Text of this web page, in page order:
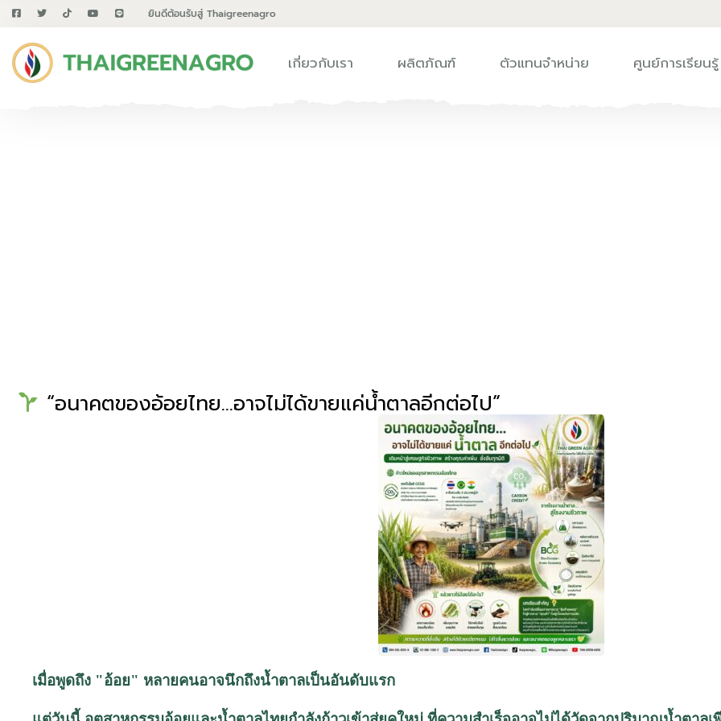
ยินดีต้อนรับสู่ Thaigreenagro
เกี่ยวกับเรา ผลิตภัณฑ์ ตัวแทนจำหน่าย ศูนย์การเรียนรู้
“อนาคตของอ้อยไทย…อาจไม่ได้ขายแค่น้ำตาลอีกต่อไป”
เมื่อพูดถึง "อ้อย" หลายคนอาจนึกถึงน้ำตาลเป็นอันดับแรก